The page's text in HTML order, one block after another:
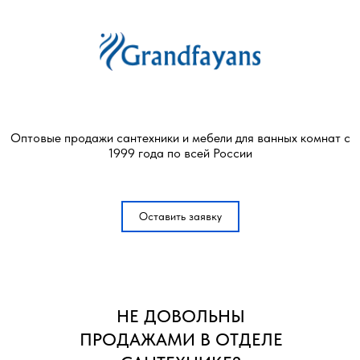
Оптовые продажи сантехники и мебели для ванных комнат с
1999 года по всей России
Оставить заявку
НЕ ДОВОЛЬНЫ
ПРОДАЖАМИ В ОТДЕЛЕ